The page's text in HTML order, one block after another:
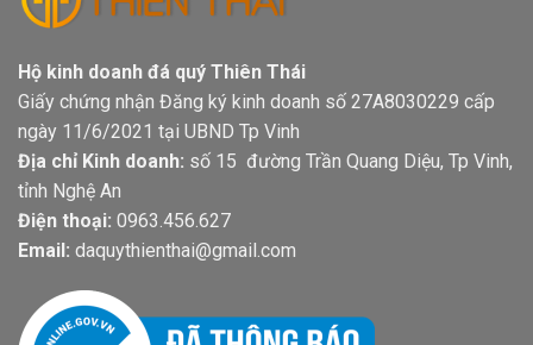
Hộ kinh doanh đá quý Thiên Thái
Giấy chứng nhận Đăng ký kinh doanh số 27A8030229 cấp
ngày 11/6/2021 tại UBND Tp Vinh
Địa chỉ Kinh doanh: số 15 đường Trần Quang Diệu, Tp Vinh,
tỉnh Nghệ An
Điện thoại: 0963.456.627
Email: daquythienthai@gmail.com